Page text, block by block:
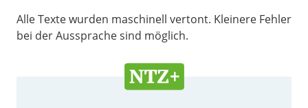
Alle Texte wurden maschinell vertont. Kleinere Fehler
bei der Aussprache sind möglich.